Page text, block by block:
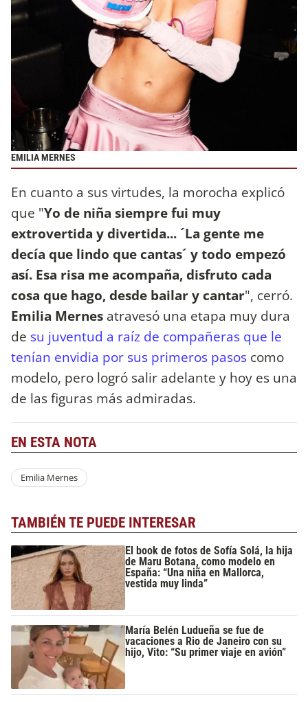
EMILIA MERNES
En cuanto a sus virtudes, la morocha explicó
que "Yo de niña siempre fui muy
extrovertida y divertida... ´La gente me
decía que lindo que cantas´ y todo empezó
así. Esa risa me acompaña, disfruto cada
cosa que hago, desde bailar y cantar", cerró.
Emilia Mernes atravesó una etapa muy dura
de su juventud a raíz de compañeras que le
tenían envidia por sus primeros pasos como
modelo, pero logró salir adelante y hoy es una
de las figuras más admiradas.
EN ESTA NOTA
Emilia Mernes
TAMBIÉN TE PUEDE INTERESAR
El book de fotos de Sofía Solá, la hija
de Maru Botana, como modelo en
España: “Una niña en Mallorca,
vestida muy linda”
María Belén Ludueña se fue de
vacaciones a Rio de Janeiro con su
hijo, Vito: “Su primer viaje en avión”